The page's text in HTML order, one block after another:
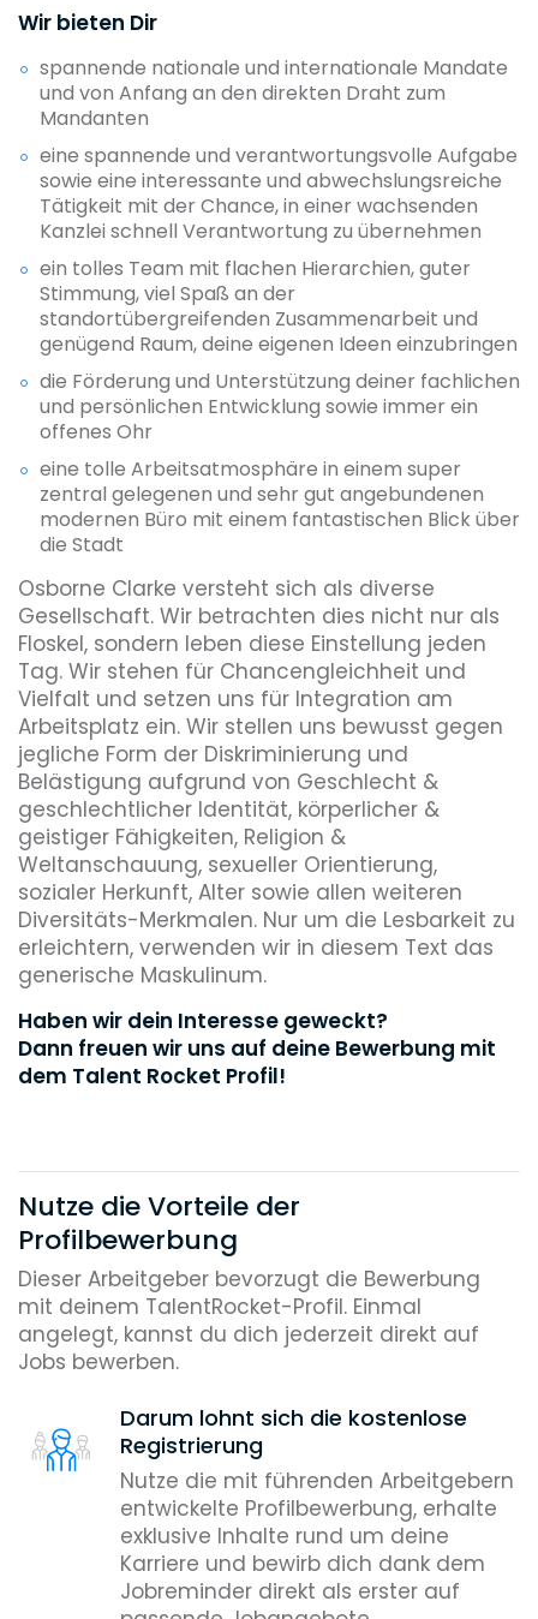
Wir bieten Dir
spannende nationale und internationale Mandate
und von Anfang an den direkten Draht zum
Mandanten
eine spannende und verantwortungsvolle Aufgabe
sowie eine interessante und abwechslungsreiche
Tätigkeit mit der Chance, in einer wachsenden
Kanzlei schnell Verantwortung zu übernehmen
ein tolles Team mit flachen Hierarchien, guter
Stimmung, viel Spaß an der
standortübergreifenden Zusammenarbeit und
genügend Raum, deine eigenen Ideen einzubringen
die Förderung und Unterstützung deiner fachlichen
und persönlichen Entwicklung sowie immer ein
offenes Ohr
eine tolle Arbeitsatmosphäre in einem super
zentral gelegenen und sehr gut angebundenen
modernen Büro mit einem fantastischen Blick über
die Stadt
Osborne Clarke versteht sich als diverse
Gesellschaft. Wir betrachten dies nicht nur als
Floskel, sondern leben diese Einstellung jeden
Tag. Wir stehen für Chancengleichheit und
Vielfalt und setzen uns für Integration am
Arbeitsplatz ein. Wir stellen uns bewusst gegen
jegliche Form der Diskriminierung und
Belästigung aufgrund von Geschlecht &
geschlechtlicher Identität, körperlicher &
geistiger Fähigkeiten, Religion &
Weltanschauung, sexueller Orientierung,
sozialer Herkunft, Alter sowie allen weiteren
Diversitäts-Merkmalen. Nur um die Lesbarkeit zu
erleichtern, verwenden wir in diesem Text das
generische Maskulinum.
Haben wir dein Interesse geweckt?
Dann freuen wir uns auf deine Bewerbung mit
dem Talent Rocket Profil!
Nutze die Vorteile der
Profilbewerbung
Dieser Arbeitgeber bevorzugt die Bewerbung
mit deinem TalentRocket-Profil. Einmal
angelegt, kannst du dich jederzeit direkt auf
Jobs bewerben.
Darum lohnt sich die kostenlose
Registrierung
Nutze die mit führenden Arbeitgebern
entwickelte Profilbewerbung, erhalte
exklusive Inhalte rund um deine
Karriere und bewirb dich dank dem
Jobreminder direkt als erster auf